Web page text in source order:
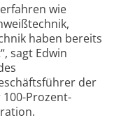
wie
haben bereits
sagt Edwin
der
100-Prozent-